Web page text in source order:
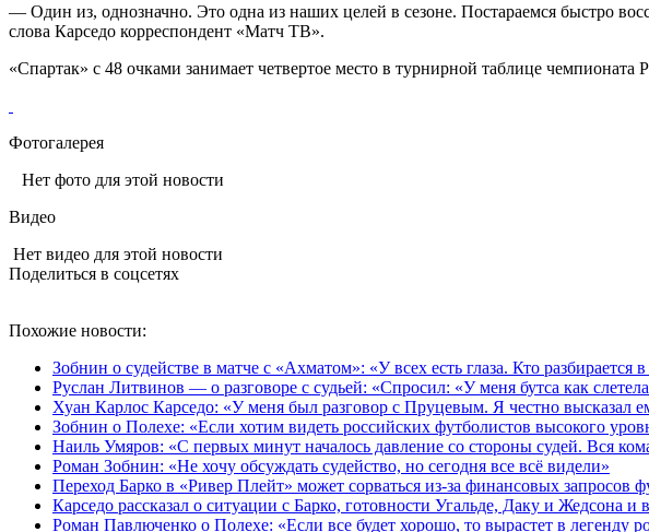
— Один из, однозначно. Это одна из наших целей в сезоне. Постараемся быстро
слова Карседо корреспондент «Матч ТВ».
«Спартак» с 48 очками занимает четвертое место в турнирной таблице
Фотогалерея
Нет фото для этой новости
Видео
Нет видео для этой новости
Поделиться в соцсетях
Похожие новости:
Зобнин о судействе в матче с «Ахматом»: «У всех есть глаза. Кто разбирается
Руслан Литвинов — о разговоре с судьей: «Спросил: «У меня бутса как
Хуан Карлос Карседо: «У меня был разговор с Пруцевым. Я честно высказал
Зобнин о Полехе: «Если хотим видеть российских футболистов высокого
Наиль Умяров: «С первых минут началось давление со стороны судей. Вся
Роман Зобнин: «Не хочу обсуждать судейство, но сегодня все всё видели»
Переход Барко в «Ривер Плейт» может сорваться из‑за финансовых запросов
Карседо рассказал о ситуации с Барко, готовности Угальде, Даку и Жедсона
Роман Павлюченко о Полехе: «Если все будет хорошо, то вырастет в легенду